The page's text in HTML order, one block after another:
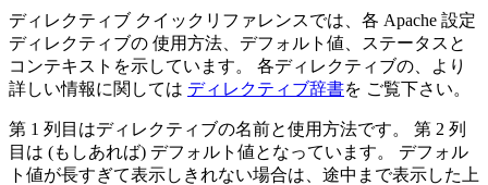
ディレクティブ クイックリファレンスでは、各 Apache 設定
ディレクティブの 使用方法、デフォルト値、ステータスと
コンテキストを示しています。 各ディレクティブの、より
詳しい情報に関しては ディレクティブ辞書を ご覧下さい。
第 1 列目はディレクティブの名前と使用方法です。 第 2 列
目は (もしあれば) デフォルト値となっています。 デフォル
ト値が長すぎて表示しきれない場合は、途中まで表示した上